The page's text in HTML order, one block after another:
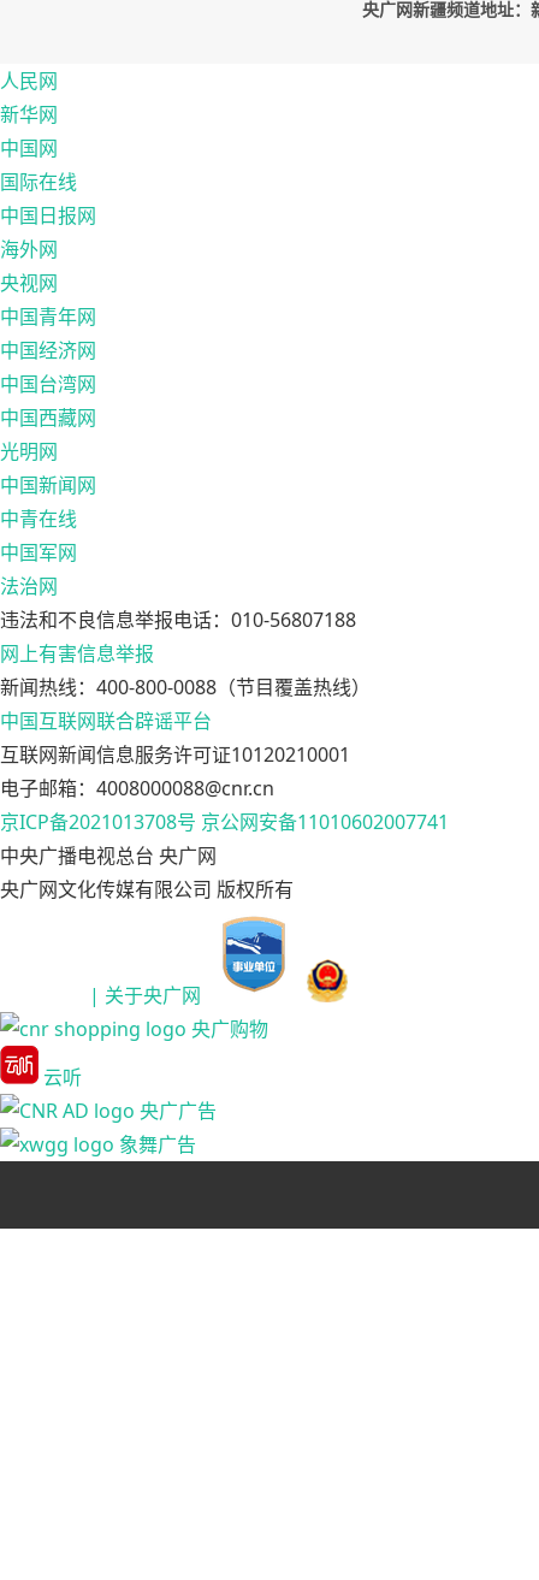
央广网新疆频道地址
人民网
新华网
中国网
国际在线
中国日报网
海外网
央视网
中国青年网
中国经济网
中国台湾网
中国西藏网
光明网
中国新闻网
中青在线
中国军网
法治网
违法和不良信息举报电话：010-56807188
网上有害信息举报
新闻热线：400-800-0088（节目覆盖热线）
中国互联网联合辟谣平台
互联网新闻信息服务许可证10120210001
电子邮箱：4008000088@cnr.cn
京ICP备2021013708号 京公网安备11010602007741
中央广播电视总台 央广网
央广网文化传媒有限公司 版权所有
| 关于央广网
央广购物
云听
央广广告
象舞广告